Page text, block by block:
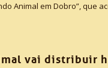
Animal em Dobro”, que
vai distribuir